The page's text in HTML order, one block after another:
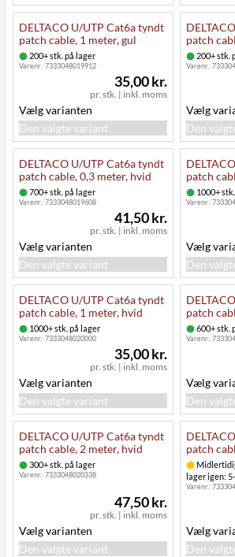
DELTACO U/UTP Cat6a tyndt
patch cable, 1 meter, gul
200+ stk. på lager
Varenr.:7333048019912
pr. stk. | inkl. moms
35,00 kr.
Vælg varianten
Den valgte variant
patch
200+ stk.
Varenr.:
Vælg
Den
DELTACO U/UTP Cat6a tyndt
patch cable, 0,3 meter, hvid
700+ stk. på lager
Varenr.:7333048019608
pr. stk. | inkl. moms
41,50 kr.
Vælg varianten
Den valgte variant
patch
1000+
Varenr.:
Vælg
Den
DELTACO U/UTP Cat6a tyndt
patch cable, 1 meter, hvid
1000+ stk. på lager
Varenr.:7333048020000
pr. stk. | inkl. moms
35,00 kr.
Vælg varianten
Den valgte variant
patch
600+ stk.
Varenr.:
Vælg
Den
DELTACO U/UTP Cat6a tyndt
patch cable, 2 meter, hvid
300+ stk. på lager
Varenr.:7333048020338
pr. stk. | inkl. moms
47,50 kr.
Vælg varianten
Den valgte variant
patch
lager igen:
Varenr.:
Vælg
Den